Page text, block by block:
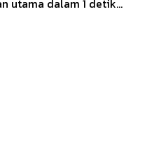
utama dalam 1 detik...